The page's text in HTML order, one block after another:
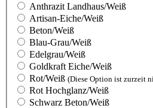
Anthrazit Landhaus/Weiß
Artisan-Eiche/Weiß
Beton/Weiß
Blau-Grau/Weiß
Edelgrau/Weiß
Goldkraft Eiche/Weiß
Rot/Weiß (Diese Option ist zurzeit
Rot Hochglanz/Weiß
Schwarz Beton/Weiß